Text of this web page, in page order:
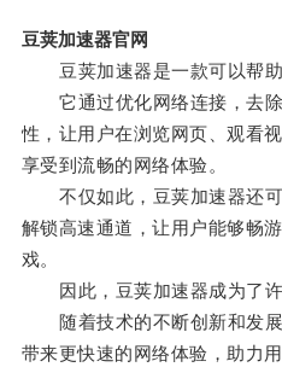
豆荚加速器官网
豆荚加速器是一款可以帮助
它通过优化网络连接，去除
性，让用户在浏览网页、观看
享受到流畅的网络体验。
不仅如此，豆荚加速器还可
解锁高速通道，让用户能够畅
戏。
因此，豆荚加速器成为了许
随着技术的不断创新和发展
带来更快速的网络体验，助力